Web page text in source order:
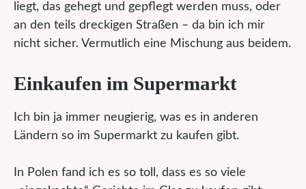
liegt, das gehegt und gepflegt werden muss, oder
an den teils dreckigen Straßen – da bin ich mir
nicht sicher. Vermutlich eine Mischung aus beidem.
Einkaufen im Supermarkt
Ich bin ja immer neugierig, was es in anderen
Ländern so im Supermarkt zu kaufen gibt.
In Polen fand ich es so toll, dass es so viele